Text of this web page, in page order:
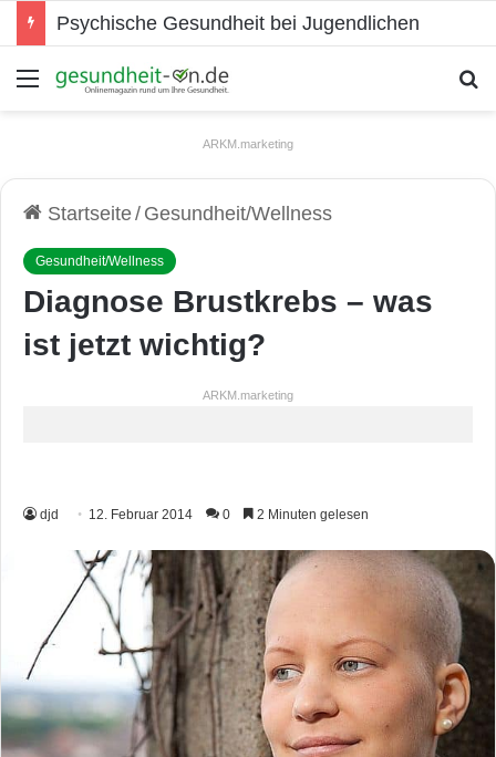
Psychische Gesundheit bei Jugendlichen
Menü
ARKM.marketing
Startseite/ Gesundheit/Wellness
Gesundheit/Wellness
Diagnose Brustkrebs – was
ist jetzt wichtig?
ARKM.marketing
djd 12. Februar 2014 0 2 Minuten gelesen